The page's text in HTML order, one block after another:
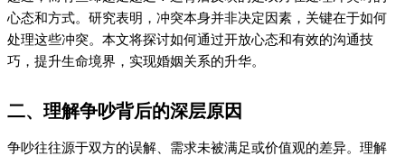
心态和方式。研究表明，冲突本身并非决定因素，关键在于如何
处理这些冲突。本文将探讨如何通过开放心态和有效的沟通技
巧，提升生命境界，实现婚姻关系的升华。
二、理解争吵背后的深层原因
争吵往往源于双方的误解、需求未被满足或价值观的差异。理解